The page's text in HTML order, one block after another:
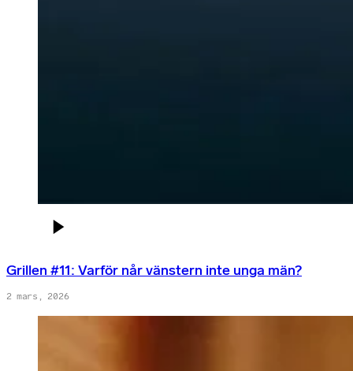
Grillen #11: Varför når vänstern inte unga män?
2 mars, 2026